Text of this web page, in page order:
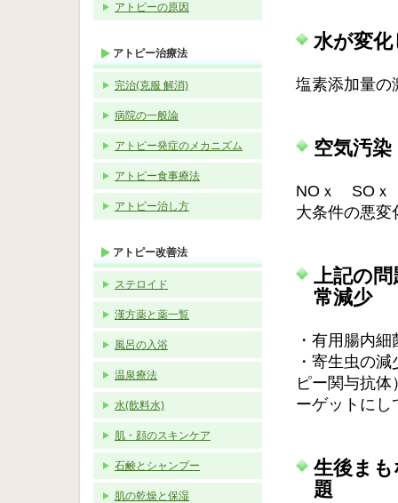
水が変
塩素添加量
空気汚染
NOｘ SOｘ
大条件の悪変
上記の問
常減少
・有用腸内
・寄生虫の
ピー関与抗
ーゲットにし
生後ま
題
アトピーの原因
アトピー治療法
完治(克服 解消)
病院の一般論
アトピー発症のメカニズム
アトピー食事療法
アトピー治し方
アトピー改善法
ステロイド
漢方薬と薬一覧
風呂の入浴
温泉療法
水(飲料水)
肌・顔のスキンケア
石鹸とシャンプー
肌の乾燥と保湿